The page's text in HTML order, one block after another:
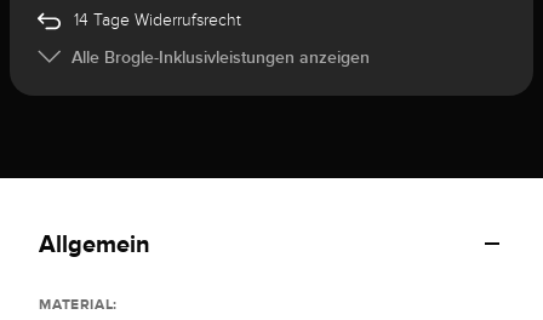
14 Tage Widerrufsrecht
Alle Brogle-Inklusivleistungen anzeigen
Allgemein
MATERIAL: